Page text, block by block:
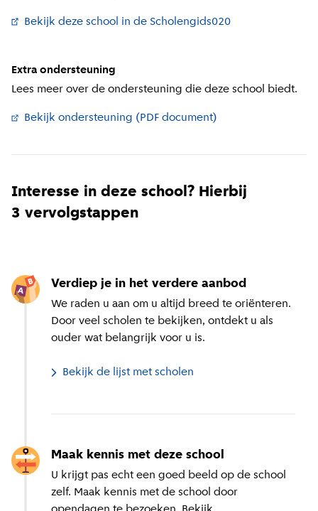
Bekijk deze school in de Scholengids020
Extra ondersteuning
Lees meer over de ondersteuning die deze school biedt.
Bekijk ondersteuning (PDF document)
Interesse in deze school? Hierbij
3 vervolgstappen
Verdiep je in het verdere aanbod
We raden u aan om u altijd breed te oriënteren.
Door veel scholen te bekijken, ontdekt u als
ouder wat belangrijk voor u is.
Bekijk de lijst met scholen
Maak kennis met deze school
U krijgt pas echt een goed beeld op de school
zelf. Maak kennis met de school door